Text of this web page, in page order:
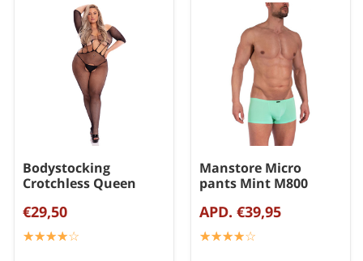
Queen
☆☆☆
★★★
Manstore Micro
pants Mint M800
APD. €39,95
☆☆☆
★★★